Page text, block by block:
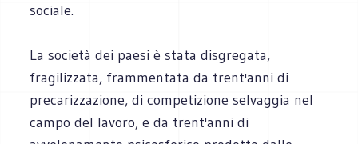
sociale.
La società dei paesi è stata disgregata,
fragilizzata, frammentata da trent'anni di
precarizzazione, di competizione selvaggia nel
campo del lavoro, e da trent'anni di